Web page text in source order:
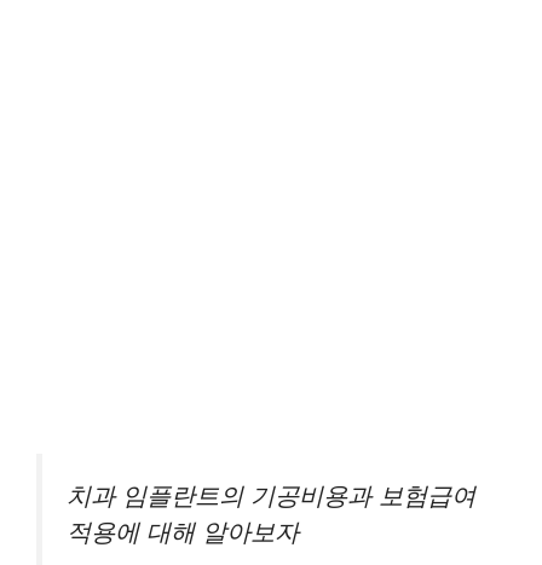
치과 임플란트의 기공비용과 보험급여
적용에 대해 알아보자